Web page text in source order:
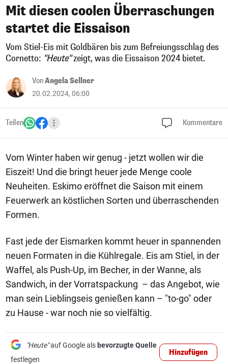
Mit diesen coolen Überraschungen
startet die Eissaison
Vom Stiel-Eis mit Goldbären bis zum Befreiungsschlag des
Cornetto: "Heute"zeigt, was die Eissaison 2024 bietet.
VonAngela Sellner
20.02.2024, 06:00
Teilen Kommentare
Vom Winter haben wir genug - jetzt wollen wir die
Eiszeit! Und die bringt heuer jede Menge coole
Neuheiten. Eskimo eröffnet die Saison mit einem
Feuerwerk an köstlichen Sorten und überraschenden
Formen.
Fast jede der Eismarken kommt heuer in spannenden
neuen Formaten in die Kühlregale. Eis am Stiel, in der
Waffel, als Push-Up, im Becher, in der Wanne, als
Sandwich, in der Vorratspackung – das Angebot, wie
man sein Lieblingseis genießen kann – "to-go" oder
zu Hause - war noch nie so vielfältig.
"Heute"auf Google als bevorzugte Quelle
festlegen
Hinzufügen